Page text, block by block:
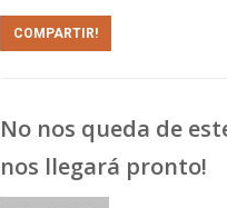
COMPARTIR!
No nos queda de
nos llegará pronto!